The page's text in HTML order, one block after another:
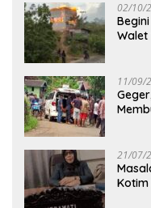
02/10/
11/09/
21/07/
Kotim